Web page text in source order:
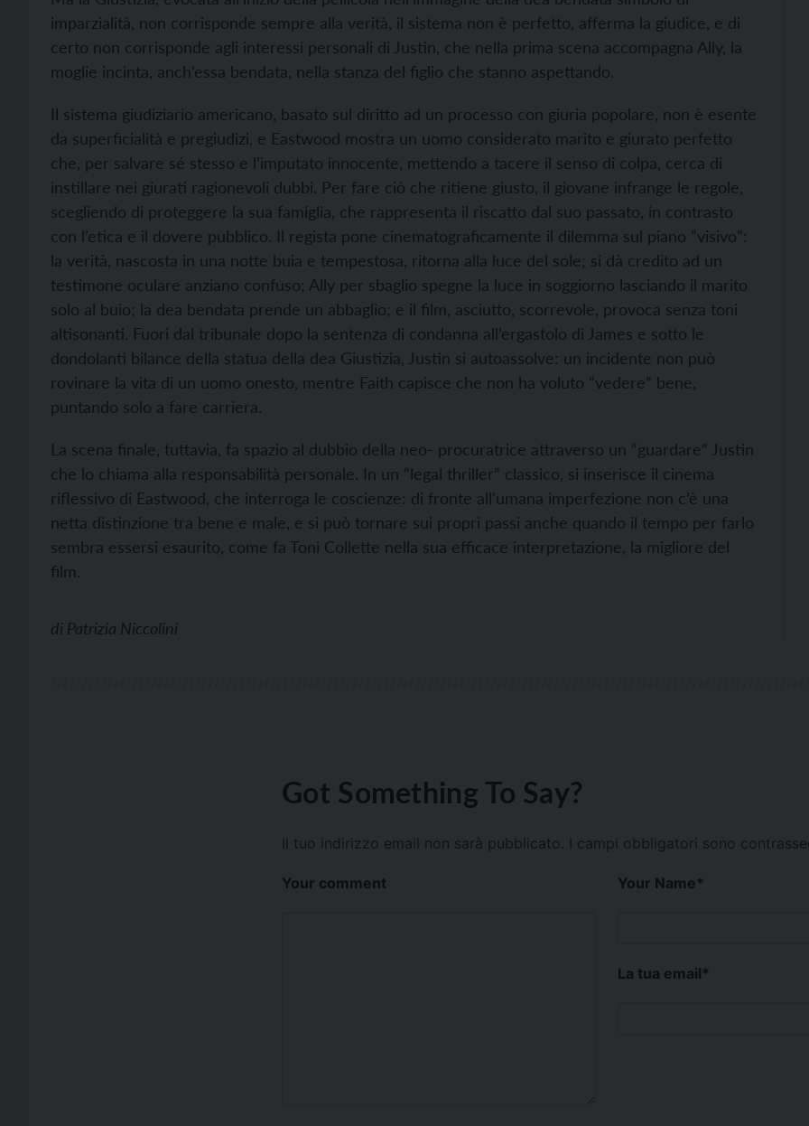
imparzialità, non corrisponde sempre alla verità, il sistema non è perfetto, afferma la giudice, e di
certo non corrisponde agli interessi personali di Justin, che nella prima scena accompagna Ally, la
moglie incinta, anch’essa bendata, nella stanza del figlio che stanno aspettando.
Il sistema giudiziario americano, basato sul diritto ad un processo con giuria popolare, non è esente
da superficialità e pregiudizi, e Eastwood mostra un uomo considerato marito e giurato perfetto
che, per salvare sé stesso e l’imputato innocente, mettendo a tacere il senso di colpa, cerca di
instillare nei giurati ragionevoli dubbi. Per fare ciò che ritiene giusto, il giovane infrange le regole,
scegliendo di proteggere la sua famiglia, che rappresenta il riscatto dal suo passato, in contrasto
con l’etica e il dovere pubblico. Il regista pone cinematograficamente il dilemma sul piano “visivo”:
la verità, nascosta in una notte buia e tempestosa, ritorna alla luce del sole; si dà credito ad un
testimone oculare anziano confuso; Ally per sbaglio spegne la luce in soggiorno lasciando il marito
solo al buio; la dea bendata prende un abbaglio; e il film, asciutto, scorrevole, provoca senza toni
altisonanti. Fuori dal tribunale dopo la sentenza di condanna all’ergastolo di James e sotto le
dondolanti bilance della statua della dea Giustizia, Justin si autoassolve: un incidente non può
rovinare la vita di un uomo onesto, mentre Faith capisce che non ha voluto “vedere” bene,
puntando solo a fare carriera.
La scena finale, tuttavia, fa spazio al dubbio della neo- procuratrice attraverso un “guardare” Justin
che lo chiama alla responsabilità personale. In un “legal thriller” classico, si inserisce il cinema
riflessivo di Eastwood, che interroga le coscienze: di fronte all’umana imperfezione non c’è una
netta distinzione tra bene e male, e si può tornare sui propri passi anche quando il tempo per farlo
sembra essersi esaurito, come fa Toni Collette nella sua efficace interpretazione, la migliore del
film.
di Patrizia Niccolini
Got Something To Say?
Il tuo indirizzo email non sarà pubblicato. I campi obbligatori sono
Your comment Your Name*
La tua email*